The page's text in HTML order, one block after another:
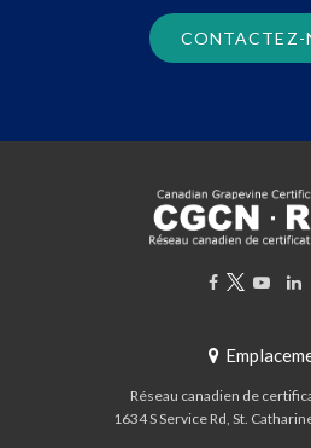
CONTACTEZ-
Réseau canadien de
1634 S Service Rd St.